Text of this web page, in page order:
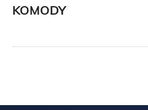
KOMODY